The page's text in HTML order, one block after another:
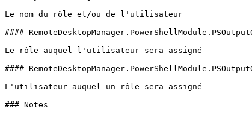
Le nom du rôle et/ou de l'utilisateur
####
Le rôle auquel l'utilisateur sera assigné
####
L'utilisateur auquel un rôle sera assigné
### Notes